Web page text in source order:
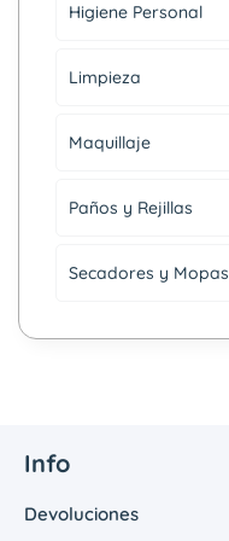
Higiene Personal
Limpieza
Maquillaje
Paños y Rejillas
Secadores y Mopas
Info
Devoluciones